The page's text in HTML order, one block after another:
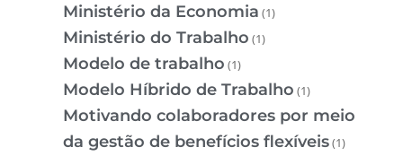
Ministério da Economia (1)
Ministério do Trabalho (1)
Modelo de trabalho (1)
Modelo Híbrido de Trabalho (1)
Motivando colaboradores por meio
da gestão de benefícios flexíveis(1)